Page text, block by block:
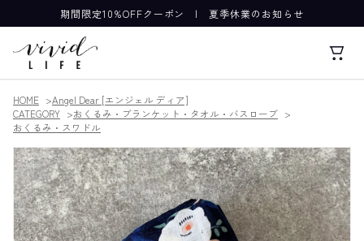
期間限定10%OFFクーポン |夏季休業のお知らせ
HOME
Angel Dear [エンジェル ディア]
CATEGORY
おくるみ・ブランケット・タオル・バスローブ
おくるみ・スワドル